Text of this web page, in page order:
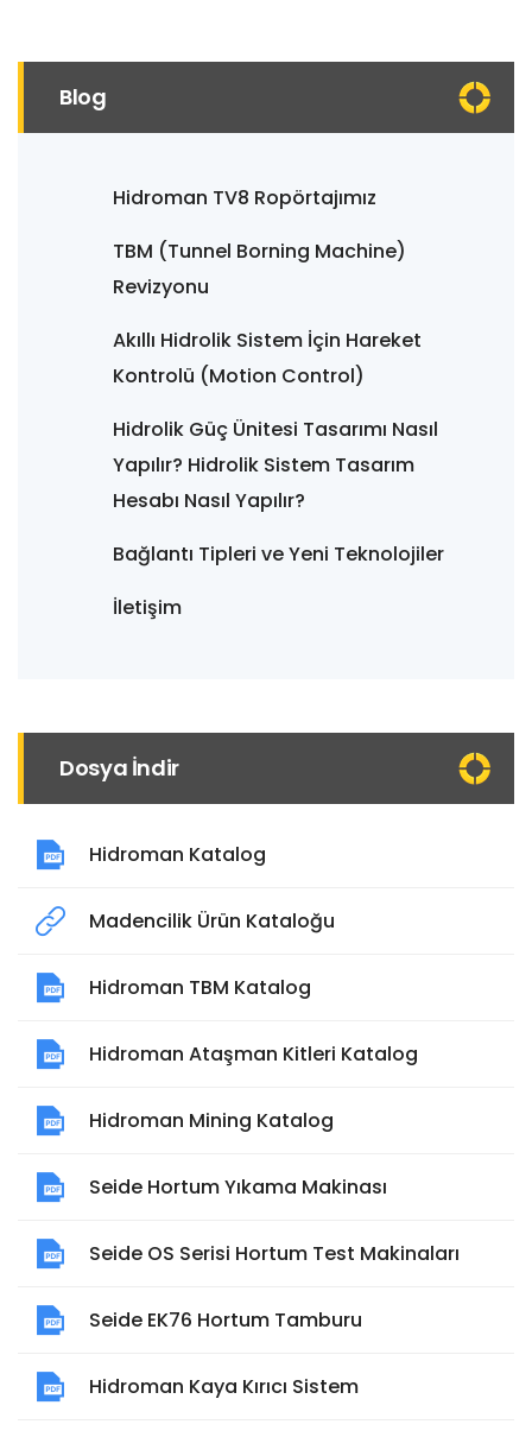
Blog
Hidroman TV8 Ropörtajımız
TBM (Tunnel Borning Machine)
Revizyonu
Akıllı Hidrolik Sistem İçin Hareket
Kontrolü (Motion Control)
Hidrolik Güç Ünitesi Tasarımı Nasıl
Yapılır? Hidrolik Sistem Tasarım
Hesabı Nasıl Yapılır?
Bağlantı Tipleri ve Yeni Teknolojiler
İletişim
Dosya İndir
Hidroman Katalog
Madencilik Ürün Kataloğu
Hidroman TBM Katalog
Hidroman Ataşman Kitleri Katalog
Hidroman Mining Katalog
Seide Hortum Yıkama Makinası
Seide OS Serisi Hortum Test Makinaları
Seide EK76 Hortum Tamburu
Hidroman Kaya Kırıcı Sistem